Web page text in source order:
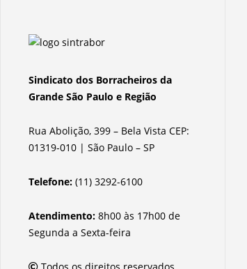
Sindicato dos Borracheiros da
Grande São Paulo e Região
Rua Abolição, 399 – Bela Vista CEP:
01319-010 | São Paulo – SP
Telefone: (11) 3292-6100
Atendimento: 8h00 às 17h00 de
Segunda a Sexta-feira